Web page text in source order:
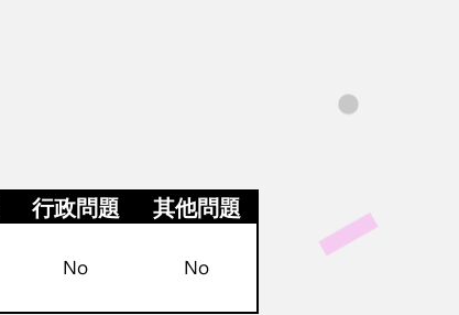
行政問題 其他問題
No No